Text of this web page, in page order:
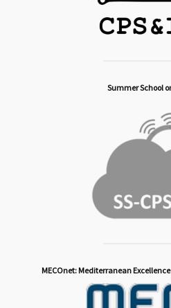
Summer School
MECOnet: Mediterranean